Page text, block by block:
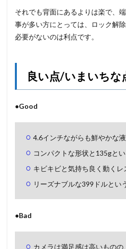
それでも背面にあるよりは楽で、
事が多い方にとっては、ロック解
必要がないのは利点です。
良い点/いまいちな
●Good
4.6インチながらも鮮やかな
コンパクトな形状と135gと
キビキビと気持ち良く動くレ
リーズナブルな399ドルとい
●Bad
カメラは満足感は高いもの